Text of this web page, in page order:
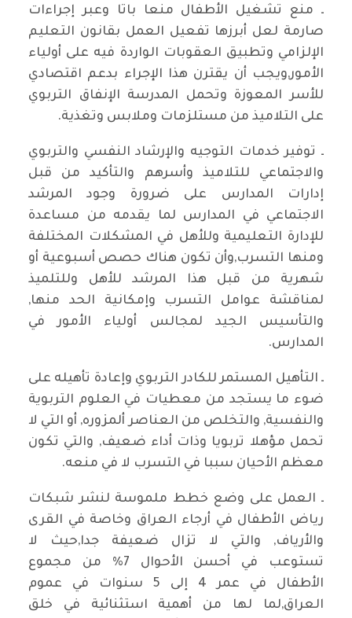
ـ منع تشغيل الأطفال منعا باتا وعبر إجراءات
صارمة لعل أبرزها تفعيل العمل بقانون التعليم
الإلزامي وتطبيق العقوبات الواردة فيه على أولياء
الأمور,ويجب أن يقترن هذا الإجراء بدعم اقتصادي
للأسر المعوزة وتحمل المدرسة الإنفاق التربوي
على التلاميذ من مستلزمات وملابس وتغذية.
ـ توفير خدمات التوجيه والإرشاد النفسي والتربوي
والاجتماعي للتلاميذ وأسرهم والتأكيد من قبل
إدارات المدارس على ضرورة وجود المرشد
الاجتماعي في المدارس لما يقدمه من مساعدة
للإدارة التعليمية وللأهل في المشكلات المختلفة
ومنها التسرب,وأن تكون هناك حصص أسبوعية أو
شهرية من قبل هذا المرشد للأهل وللتلميذ
لمناقشة عوامل التسرب وإمكانية الحد منها,
والتأسيس الجيد لمجالس أولياء الأمور في
المدارس.
ـ التأهيل المستمر للكادر التربوي وإعادة تأهيله على
ضوء ما يستجد من معطيات في العلوم التربوية
والنفسية, والتخلص من العناصر ألمزوره, أو التي لا
تحمل مؤهلا تربويا وذات أداء ضعيف, والتي تكون
معظم الأحيان سببا في التسرب لا في منعه.
ـ العمل على وضع خطط ملموسة لنشر شبكات
رياض الأطفال في أرجاء العراق وخاصة في القرى
والأرياف, والتي لا تزال ضعيفة جدا,حيث لا
تستوعب في أحسن الأحوال 7% من مجموع
الأطفال في عمر 4 إلى 5 سنوات في عموم
العراق,لما لها من أهمية استثنائية في خلق